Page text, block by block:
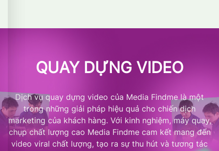
QUAY DỰNG VIDEO
Dịch vụ quay dựng video của Media Findme là một
trong những giải pháp hiệu quả cho chiến dịch
marketing của khách hàng. Với kinh nghiệm, máy quay,
chụp chất lượng cao Media Findme cam kết mang đến
video viral chất lượng, tạo ra sự thu hút và tương tác